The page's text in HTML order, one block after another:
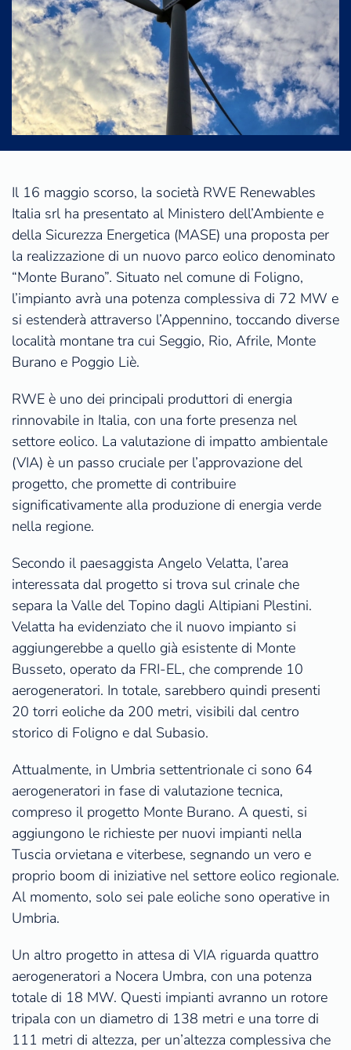
Il 16 maggio scorso, la società RWE Renewables
Italia srl ha presentato al Ministero dell’Ambiente e
della Sicurezza Energetica (MASE) una proposta per
la realizzazione di un nuovo parco eolico denominato
“Monte Burano”. Situato nel comune di Foligno,
l’impianto avrà una potenza complessiva di 72 MW e
si estenderà attraverso l’Appennino, toccando diverse
località montane tra cui Seggio, Rio, Afrile, Monte
Burano e Poggio Liè.
RWE è uno dei principali produttori di energia
rinnovabile in Italia, con una forte presenza nel
settore eolico. La valutazione di impatto ambientale
(VIA) è un passo cruciale per l’approvazione del
progetto, che promette di contribuire
significativamente alla produzione di energia verde
nella regione.
Secondo il paesaggista Angelo Velatta, l’area
interessata dal progetto si trova sul crinale che
separa la Valle del Topino dagli Altipiani Plestini.
Velatta ha evidenziato che il nuovo impianto si
aggiungerebbe a quello già esistente di Monte
Busseto, operato da FRI-EL, che comprende 10
aerogeneratori. In totale, sarebbero quindi presenti
20 torri eoliche da 200 metri, visibili dal centro
storico di Foligno e dal Subasio.
Attualmente, in Umbria settentrionale ci sono 64
aerogeneratori in fase di valutazione tecnica,
compreso il progetto Monte Burano. A questi, si
aggiungono le richieste per nuovi impianti nella
Tuscia orvietana e viterbese, segnando un vero e
proprio boom di iniziative nel settore eolico regionale.
Al momento, solo sei pale eoliche sono operative in
Umbria.
Un altro progetto in attesa di VIA riguarda quattro
aerogeneratori a Nocera Umbra, con una potenza
totale di 18 MW. Questi impianti avranno un rotore
tripala con un diametro di 138 metri e una torre di
111 metri di altezza, per un’altezza complessiva che